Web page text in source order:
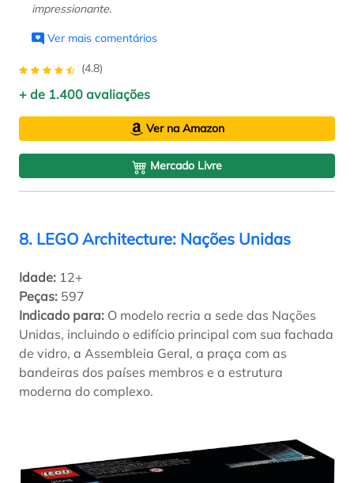
impressionante.
Ver mais comentários
(4.8)
+ de 1.400 avaliações
Ver na Amazon
Mercado Livre
8. LEGO Architecture: Nações Unidas
Idade: 12+
Peças: 597
Indicado para: O modelo recria a sede das Nações
Unidas, incluindo o edifício principal com sua fachada
de vidro, a Assembleia Geral, a praça com as
bandeiras dos países membros e a estrutura
moderna do complexo.